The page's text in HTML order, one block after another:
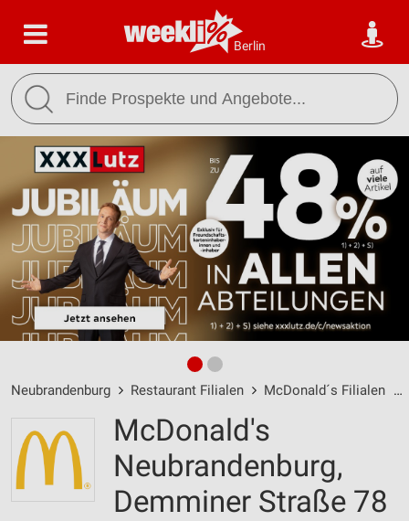
Berlin
Neubrandenburg Restaurant Filialen McDonald´s Filialen
McDonald's
Neubrandenburg,
Demminer Straße 78